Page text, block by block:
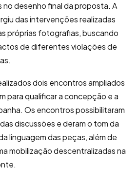
no desenho final da proposta. A
das intervenções realizadas
próprias fotografias, buscando
de diferentes violações de
dois encontros ampliados
para qualificar a concepção e a
Os encontros possibilitaram
discussões e deram o tom da
linguagem das peças, além de
mobilização descentralizadas na